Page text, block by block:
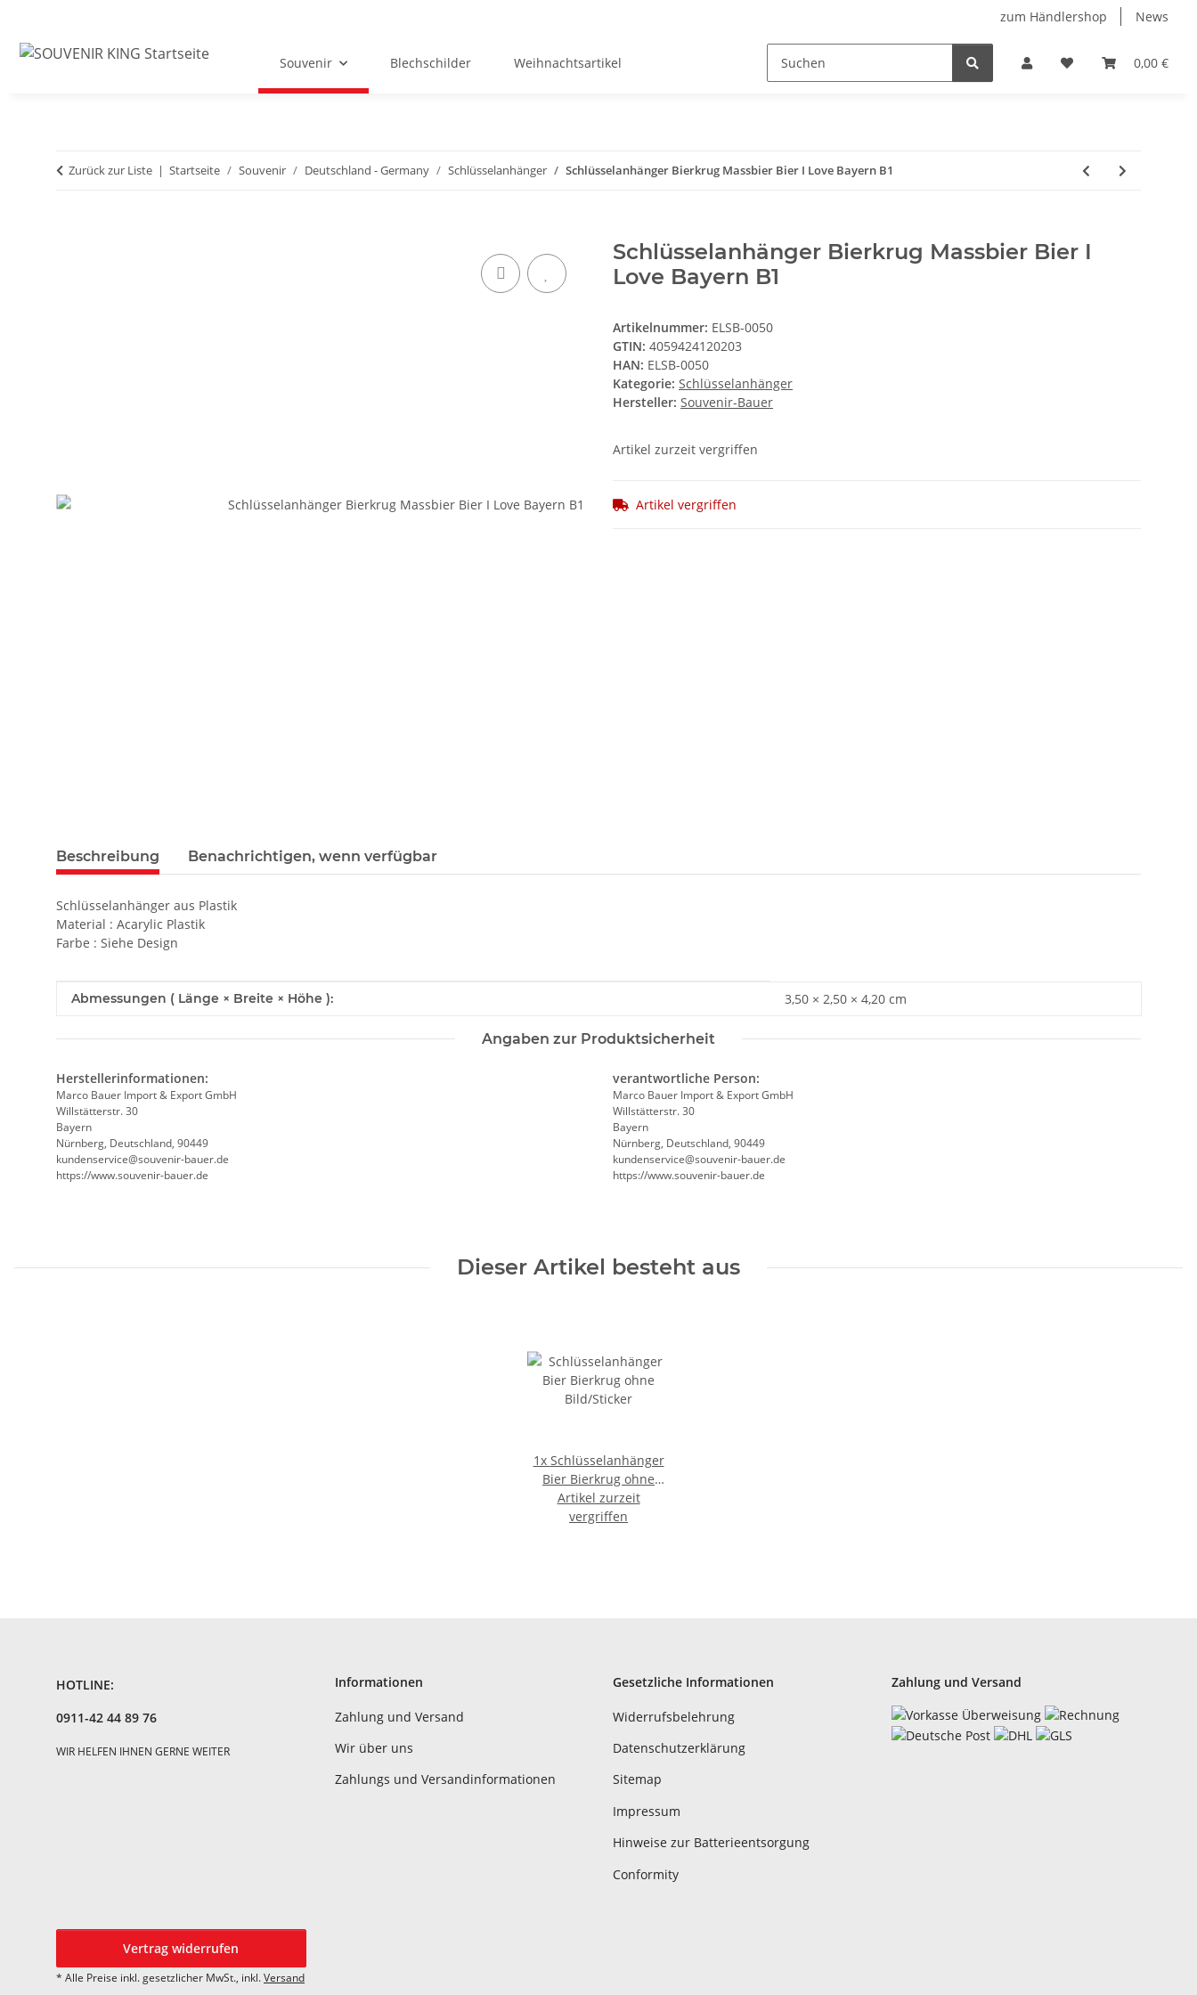
zum Händlershop News
0,00 €
Souvenir Blechschilder Weihnachtsartikel
Zurück zur Liste Startseite Souvenir Deutschland - Germany Schlüsselanhänger Schlüsselanhänger Bierkrug Massbier Bier I Love Bayern B1
Schlüsselanhänger Bierkrug Massbier Bier I
Love Bayern B1
Artikelnummer: ELSB-0050
GTIN: 4059424120203
HAN: ELSB-0050
Kategorie: Schlüsselanhänger
Hersteller: Souvenir-Bauer
Artikel zurzeit vergriffen
Artikel vergriffen
weitere Registerkarten anzeigen
Beschreibung Benachrichtigen, wenn verfügbar
Schlüsselanhänger aus Plastik
Material : Acarylic Plastik
Farbe : Siehe Design
Produkteigenschaft
Wert
Abmessungen ( Länge × Breite × Höhe ): 3,50 × 2,50 × 4,20 cm
Angaben zur Produktsicherheit
Herstellerinformationen:
Marco Bauer Import & Export GmbH
Willstätterstr. 30
Bayern
Nürnberg, Deutschland, 90449
kundenservice@souvenir-bauer.de
https://www.souvenir-bauer.de
verantwortliche Person:
Marco Bauer Import & Export GmbH
Willstätterstr. 30
Bayern
Nürnberg, Deutschland, 90449
kundenservice@souvenir-bauer.de
https://www.souvenir-bauer.de
Dieser Artikel besteht aus
1x Schlüsselanhänger
Bier Bierkrug ohne
Bild/Sticker
Artikel zurzeit
vergriffen
HOTLINE:
0911-42 44 89 76
WIR HELFEN IHNEN GERNE WEITER
Informationen
Zahlung und Versand
Wir über uns
Zahlungs und Versandinformationen
Gesetzliche Informationen
Widerrufsbelehrung
Datenschutzerklärung
Sitemap
Impressum
Hinweise zur Batterieentsorgung
Conformity
Zahlung und Versand
Vertrag widerrufen
* Alle Preise inkl. gesetzlicher MwSt., inkl.Versand